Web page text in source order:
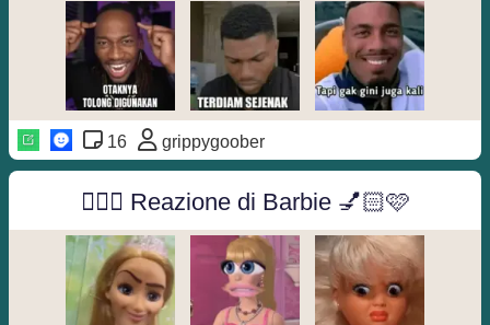
16 grippygoober
💁🏼‍♀️ Reazione di Barbie 💅🏻🩷